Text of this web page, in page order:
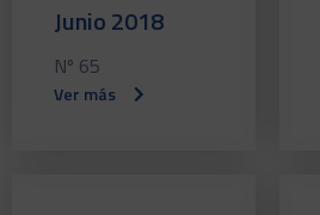
Junio 2018
Nº 65
Ver más